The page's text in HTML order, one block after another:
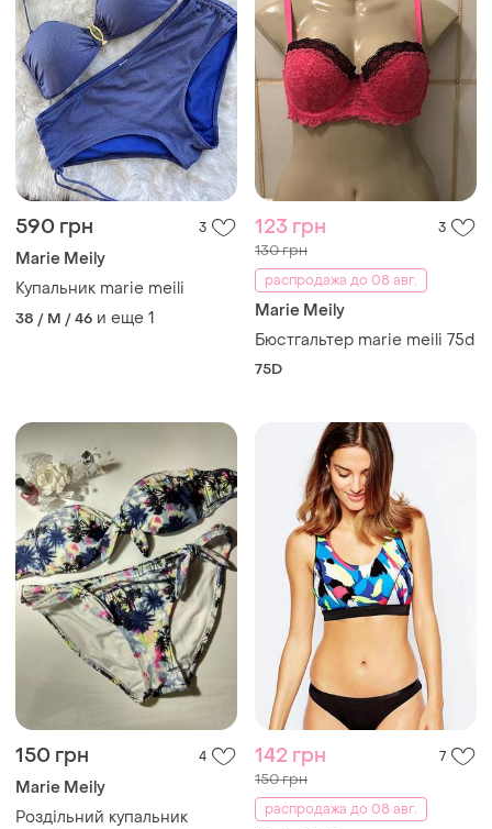
590 грн 3
Marie Meily
Купальник marie meili
38 / M / 46 и еще 1
123 грн 3
130 грн
распродажа до 08 авг.
Marie Meily
Бюстгальтер marie meili 75d
75D
150 грн 4
Marie Meily
Роздільний купальник
142 грн 7
150 грн
распродажа до 08 авг.